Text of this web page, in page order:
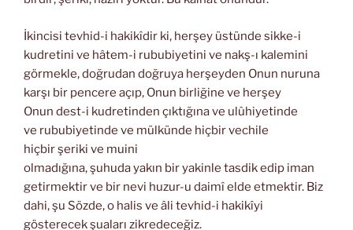
İkincisi tevhid-i hakikîdir ki, herşey üstünde sikke-i
kudretini ve hâtem-i rububiyetini ve nakş-ı kalemini
görmekle, doğrudan doğruya herşeyden Onun nuruna
karşı bir pencere açıp, Onun birliğine ve herşey
Onun dest-i kudretinden çıktığına ve ulûhiyetinde
ve rububiyetinde ve mülkünde hiçbir vechile
hiçbir şeriki ve muini
olmadığına, şuhuda yakın bir yakinle tasdik edip iman
getirmektir ve bir nevi huzur-u daimî elde etmektir. Biz
dahi, şu Sözde, o halis ve âli tevhid-i hakikîyi
gösterecek şuaları zikredeceğiz.